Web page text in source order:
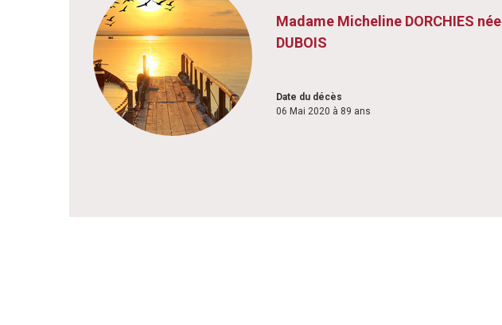
Madame Micheline DORCHIES née
DUBOIS
Date du décès
06 Mai 2020 à 89 ans